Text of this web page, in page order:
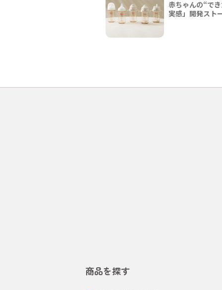
赤ちゃんの“で
実感」開発スト
商品を探す